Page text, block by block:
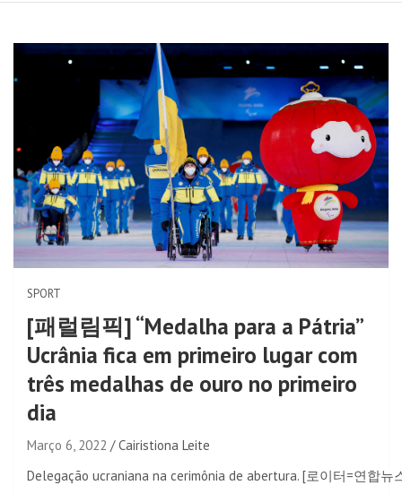
SPORT
[패럴림픽] “Medalha para a Pátria”
Ucrânia fica em primeiro lugar com
três medalhas de ouro no primeiro
dia
Março 6, 2022
Cairistiona Leite
Delegação ucraniana na cerimônia de abertura. [로이터=연합뉴